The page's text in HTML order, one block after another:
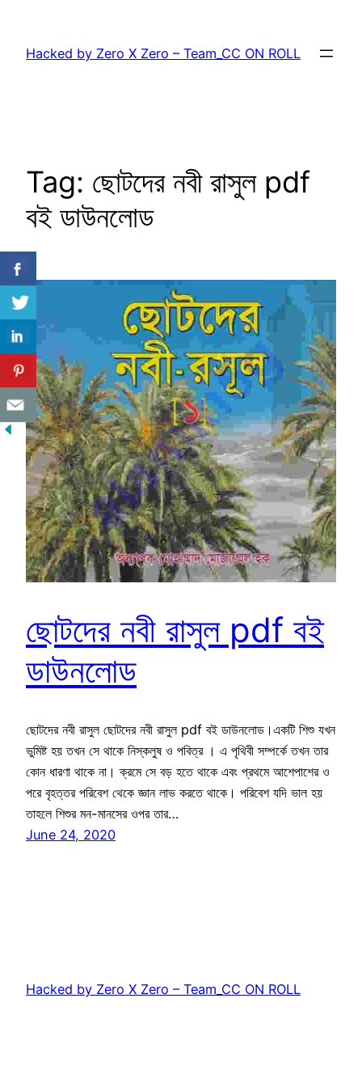
content
Hacked by Zero X Zero – Team_CC ON ROLL
Tag: ছোটদের নবী রাসুল pdf
বই ডাউনলোড
ছোটদের নবী রাসুল pdf বই
ডাউনলোড
ছোটদের নবী রাসুল ছোটদের নবী রাসুল pdf বই ডাউনলোড।একটি শিশু যখন
ভুমিষ্ট হয় তখন সে থাকে নিস্কলুষ ও পবিত্র । এ পৃথিবী সম্পর্কে তখন তার
কোন ধারণা থাকে না। ক্রমে সে বড় হতে থাকে এবং প্রথমে আশেপাশের ও
পরে বৃহত্তর পরিবেশ থেকে জ্ঞান লাভ করতে থাকে। পরিবেশ যদি ভাল হয়
তাহলে শিশুর মন-মানসের ওপর তার…
June 24, 2020
Hacked by Zero X Zero – Team_CC ON ROLL